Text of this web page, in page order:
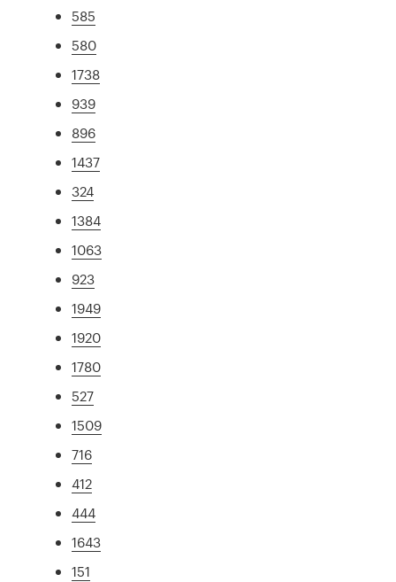
585
580
1738
939
896
1437
324
1384
1063
923
1949
1920
1780
527
1509
716
412
444
1643
151